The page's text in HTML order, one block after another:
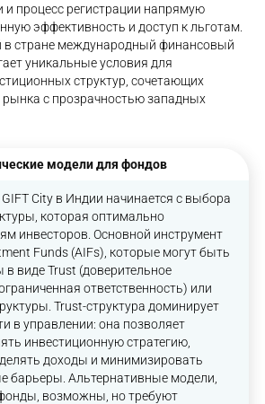
и процесс регистрации напрямую
эффективность и доступ к льготам.
в стране международный финансовый
уникальные условия для
структур, сочетающих
рынка с прозрачностью западных
модели для фондов
City в Индии начинается с выбора
которая оптимально
инвесторов. Основной инструмент
Funds (AIFs), которые могут быть
в виде Trust (доверительное
ответственность) или
Trust-структура доминирует
в управлении: она позволяет
инвестиционную стратегию,
доходы и минимизировать
барьеры. Альтернативные модели,
возможны, но требуют